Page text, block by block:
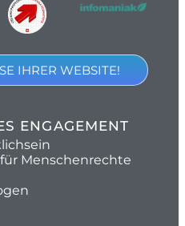
IHRER WEBSITE!
ENGAGEMENT
Menschenrechte